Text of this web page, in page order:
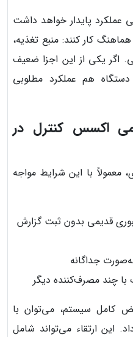
عملکرد پایدار خواهد داشت
کار کنند: منبع تغذیه،
اگر یکی از این اجزا ضعیف
هم عملکرد مطلوبی
اکسس کنترل در
معمولاً با این شرایط مواجه
قدیمی بدون ثبت گزارش
جداگانه
چند مصرف‌کننده دیگر
کامل سیستم، می‌توان با
این ارتقاء می‌تواند شامل